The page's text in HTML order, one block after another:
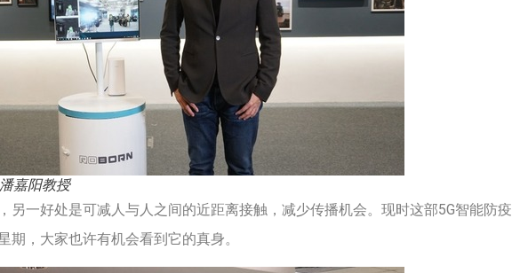
嘉阳教授
另一好处是可减人与人之间的近距离接触，减少传播机会。现时这部5G智能防疫
，大家也许有机会看到它的真身。